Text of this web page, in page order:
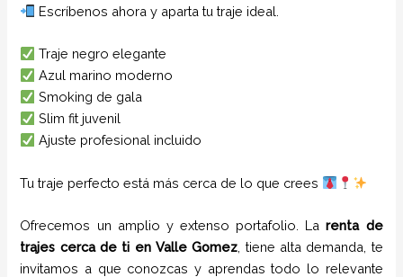
Escríbenos ahora y aparta tu traje ideal.
Traje negro elegante
Azul marino moderno
Smoking de gala
Slim fit juvenil
Ajuste profesional incluido
Tu traje perfecto está más cerca de lo que crees
Ofrecemos un amplio y extenso portafolio. Larenta de
trajes cerca de ti enValle Gomez , tiene alta demanda, te
invitamos a que conozcas y aprendas todo lo relevante